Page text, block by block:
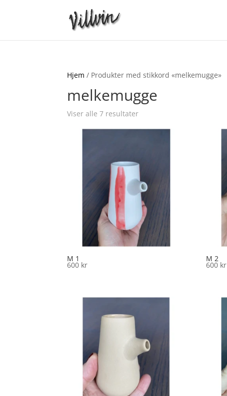
Hjem / Produkter med stikkord «melkemugge»
melkemugge
Viser alle 7 resultater
M 1
600 kr
M 2
600 kr